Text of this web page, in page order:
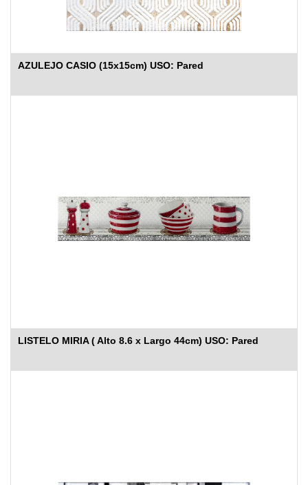
AZULEJO CASIO (15x15cm) USO: Pared
LISTELO MIRIA ( Alto 8.6 x Largo 44cm) USO: Pared